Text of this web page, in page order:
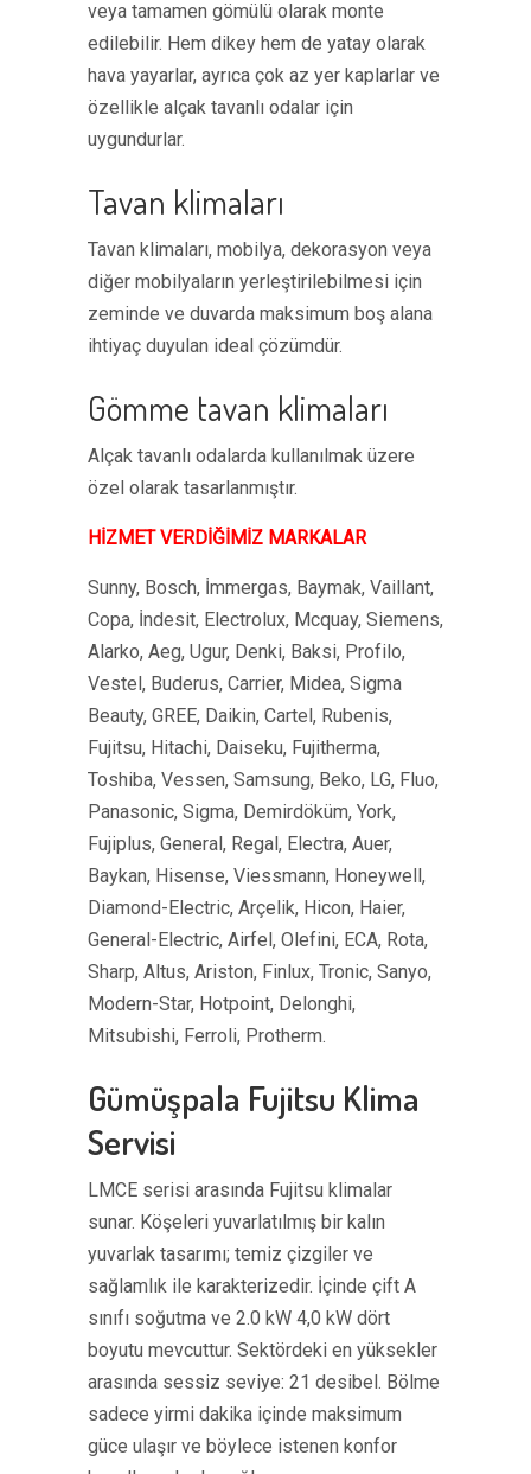
veya tamamen gömülü olarak monte
edilebilir. Hem dikey hem de yatay olarak
hava yayarlar, ayrıca çok az yer kaplarlar ve
özellikle alçak tavanlı odalar için
uygundurlar.
Tavan klimaları
Tavan klimaları, mobilya, dekorasyon veya
diğer mobilyaların yerleştirilebilmesi için
zeminde ve duvarda maksimum boş alana
ihtiyaç duyulan ideal çözümdür.
Gömme tavan klimaları
Alçak tavanlı odalarda kullanılmak üzere
özel olarak tasarlanmıştır.
HİZMET VERDİĞİMİZ MARKALAR
Sunny, Bosch, İmmergas, Baymak, Vaillant,
Copa, İndesit, Electrolux, Mcquay, Siemens,
Alarko, Aeg, Ugur, Denki, Baksi, Profilo,
Vestel, Buderus, Carrier, Midea, Sigma
Beauty, GREE, Daikin, Cartel, Rubenis,
Fujitsu, Hitachi, Daiseku, Fujitherma,
Toshiba, Vessen, Samsung, Beko, LG, Fluo,
Panasonic, Sigma, Demirdöküm, York,
Fujiplus, General, Regal, Electra, Auer,
Baykan, Hisense, Viessmann, Honeywell,
Diamond-Electric, Arçelik, Hicon, Haier,
General-Electric, Airfel, Olefini, ECA, Rota,
Sharp, Altus, Ariston, Finlux, Tronic, Sanyo,
Modern-Star, Hotpoint, Delonghi,
Mitsubishi, Ferroli, Protherm.
Gümüşpala Fujitsu Klima
Servisi
LMCE serisi arasında Fujitsu klimalar
sunar. Köşeleri yuvarlatılmış bir kalın
yuvarlak tasarımı; temiz çizgiler ve
sağlamlık ile karakterizedir. İçinde çift A
sınıfı soğutma ve 2.0 kW 4,0 kW dört
boyutu mevcuttur. Sektördeki en yüksekler
arasında sessiz seviye: 21 desibel. Bölme
sadece yirmi dakika içinde maksimum
güce ulaşır ve böylece istenen konfor